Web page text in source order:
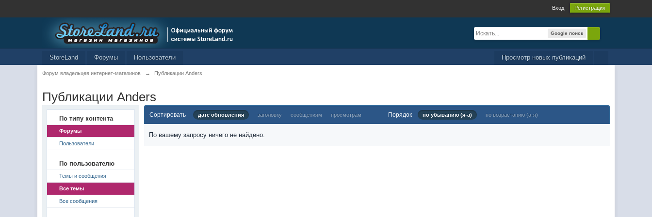
Вход Регистрация
Google поиск
Просмотр новых публикаций
StoreLand Форумы Пользователи
Форум владельцев интернет-магазинов → Публикации Anders
Публикации Anders
По типу контента
Форумы
Пользователи
По пользователю
Темы и сообщения
Все темы
Все сообщения
Сортировать дате обновления заголовку сообщениям просмотрам Порядок по убыванию (я-а) по возрастанию (а-я)
По вашему запросу ничего не найдено.